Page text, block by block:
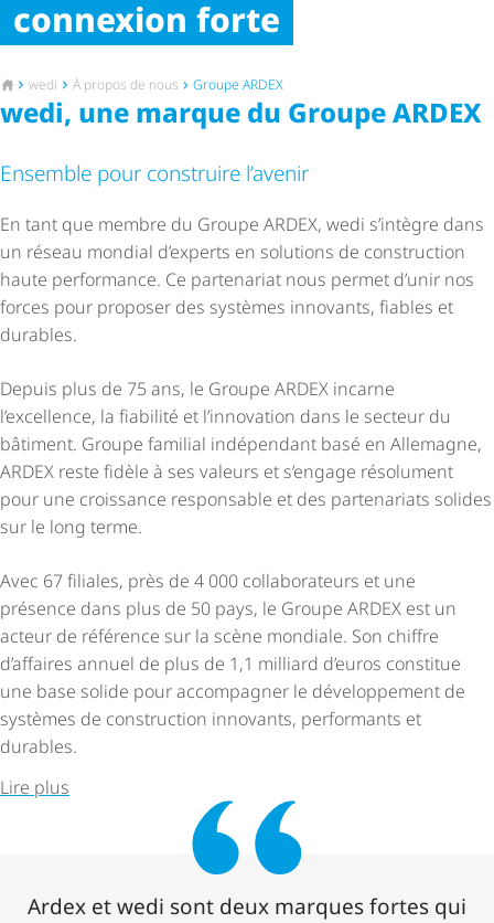
connexion forte
Vers la page d'accueil
wedi À propos de nous Groupe ARDEX
wedi, une marque du Groupe ARDEX
Ensemble pour construire l’avenir
En tant que membre du Groupe ARDEX, wedi s’intègre dans
un réseau mondial d’experts en solutions de construction
haute performance. Ce partenariat nous permet d’unir nos
forces pour proposer des systèmes innovants, fiables et
durables.
Depuis plus de 75 ans, le Groupe ARDEX incarne
l’excellence, la fiabilité et l’innovation dans le secteur du
bâtiment. Groupe familial indépendant basé en Allemagne,
ARDEX reste fidèle à ses valeurs et s’engage résolument
pour une croissance responsable et des partenariats solides
sur le long terme.
Avec 67 filiales, près de 4 000 collaborateurs et une
présence dans plus de 50 pays, le Groupe ARDEX est un
acteur de référence sur la scène mondiale. Son chiffre
d’affaires annuel de plus de 1,1 milliard d’euros constitue
une base solide pour accompagner le développement de
systèmes de construction innovants, performants et
durables.
Lire plus
Ardex et wedi sont deux marques fortes qui